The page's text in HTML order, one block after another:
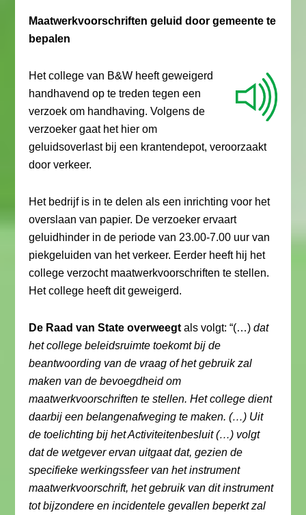
Maatwerkvoorschriften geluid door gemeente te
bepalen
Het college van B&W heeft geweigerd
handhavend op te treden tegen een
verzoek om handhaving. Volgens de
verzoeker gaat het hier om
geluidsoverlast bij een krantendepot, veroorzaakt
door verkeer.
Het bedrijf is in te delen als een inrichting voor het
overslaan van papier. De verzoeker ervaart
geluidhinder in de periode van 23.00-7.00 uur van
piekgeluiden van het verkeer. Eerder heeft hij het
college verzocht maatwerkvoorschriften te stellen.
Het college heeft dit geweigerd.
De Raad van State overweegt als volgt: “(…)dat
het college beleidsruimte toekomt bij de
beantwoording van de vraag of het gebruik zal
maken van de bevoegdheid om
maatwerkvoorschriften te stellen. Het college dient
daarbij een belangenafweging te maken. (…) Uit
de toelichting bij het Activiteitenbesluit (…) volgt
dat de wetgever ervan uitgaat dat, gezien de
specifieke werkingssfeer van het instrument
maatwerkvoorschrift, het gebruik van dit instrument
tot bijzondere en incidentele gevallen beperkt zal